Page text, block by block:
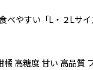
べやすい「L・２Lサ
橘 高糖度 甘い 高品質